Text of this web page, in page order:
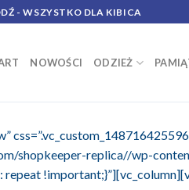
- WSZYSTKO DLA KIBICA
NOWOŚCI ODZIEŻ
shopkeeper-replica//wp-